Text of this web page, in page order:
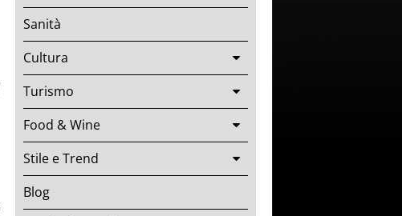
Sanità
Cultura
Turismo
Food & Wine
Stile e Trend
Blog